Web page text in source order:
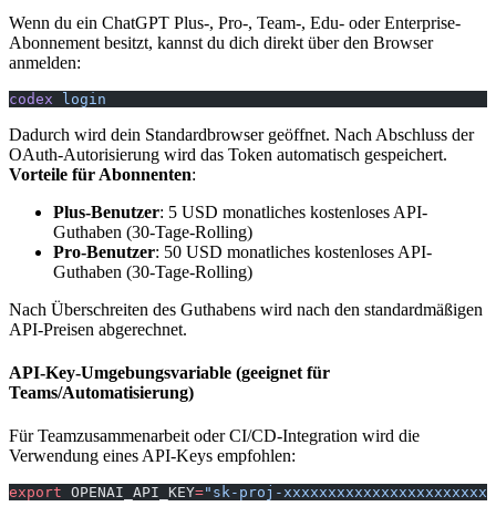
Wenn du ein ChatGPT Plus-, Pro-, Team-, Edu- oder Enterprise-
Abonnement besitzt, kannst du dich direkt über den Browser
anmelden:
codex login
Dadurch wird dein Standardbrowser geöffnet. Nach Abschluss der
OAuth-Autorisierung wird das Token automatisch gespeichert.
Vorteile für Abonnenten:
Plus-Benutzer: 5 USD monatliches kostenloses API-
Guthaben (30-Tage-Rolling)
Pro-Benutzer: 50 USD monatliches kostenloses API-
Guthaben (30-Tage-Rolling)
Nach Überschreiten des Guthabens wird nach den standardmäßigen
API-Preisen abgerechnet.
API-Key-Umgebungsvariable (geeignet für
Teams/Automatisierung)
Für Teamzusammenarbeit oder CI/CD-Integration wird die
Verwendung eines API-Keys empfohlen:
export OPENAI_API_KEY="sk-proj-